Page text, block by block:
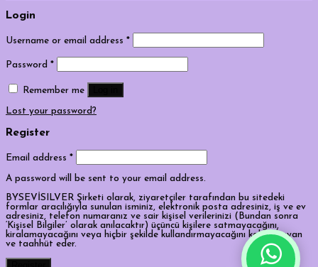
Login
Username or email address *
Password *
Remember me
Lost your password?
Register
Email address *
A password will be sent to your email address.
BYSEVİSILVER Şirketi olarak, ziyaretçiler tarafından bu sitedeki
formlar aracılığıyla sunulan isminiz, elektronik posta adresiniz, iş ve ev
adresiniz, telefon numaranız ve sair kişisel verilerinizi (Bundan sonra
‘Kişisel Bilgiler’ olarak anılacaktır) üçüncü kişilere satmayacağını,
kiralamayacağını veya hiçbir şekilde kullandırmayacağını kabul, beyan
ve taahhüt eder.